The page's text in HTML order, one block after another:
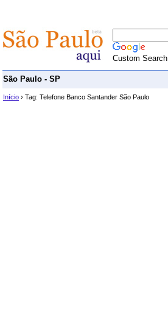
Custom Search
São Paulo - SP
Início › Tag: Telefone Banco Santander São Paulo